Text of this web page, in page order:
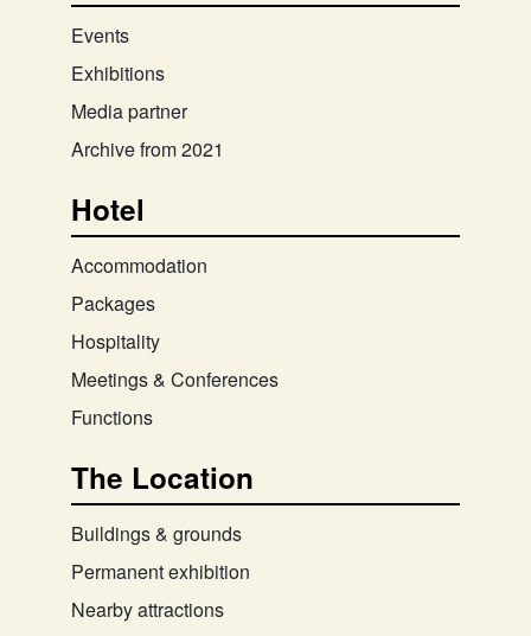
Events
Exhibitions
Media partner
Archive from 2021
Hotel
Accommodation
Packages
Hospitality
Meetings & Conferences
Functions
The Location
Buildings & grounds
Permanent exhibition
Nearby attractions